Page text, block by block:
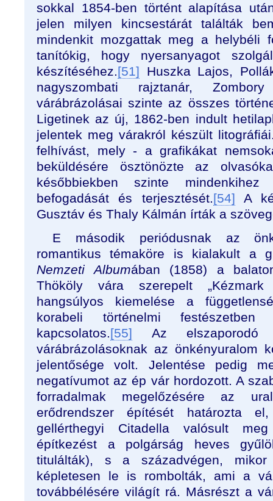
sokkal 1854-ben történt alapítása
jelen milyen kincsestárát találták
mindenkit mozgattak meg a helybéli
tanítókig, hogy nyersanyagot
készítéséhez.[51] Huszka Lajos,
nagyszombati rajztanár,
várábrázolásai szinte az összes
Ligetinek az új, 1862-ben indult
jelentek meg várakról készült
felhívást, mely - a grafikákat
beküldésére ösztönözte az
későbbiekben szinte
befogadását és terjesztését.[54] A
Gusztáv és Thaly Kálmán írták a
E második periódusnak az
romantikus témaköre is kialakult a
Nemzeti Albumában (1858) a
Thököly vára szerepelt
hangsúlyos kiemelése a
korabeli történelmi festészetben
kapcsolatos.[55] Az elszaporodó
várábrázolásoknak az önkényuralom
jelentősége volt. Jelentése pedig
negatívumot az ép vár hordozott. A
forradalmak megelőzésére az
erődrendszer építését határozta
gellérthegyi Citadella valósult
építkezést a polgárság heves
titulálták), s a századvégen,
képletesen le is rombolták, ami a
továbbélésére világít rá. Másrészt a